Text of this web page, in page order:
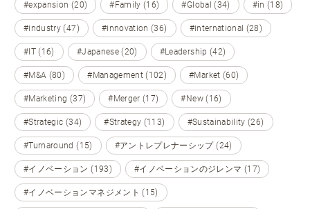
#expansion (20) #Family (16) #Global (34) #in (18)
#industry (47) #innovation (36) #international (28)
#IT (16) #Japanese (20) #Leadership (42)
#M&A (80) #Management (102) #Market (60)
#Marketing (37) #Merger (17) #New (16)
#Strategic (34) #Strategy (113) #Sustainability (26)
#Turnaround (15) #アントレプレナーシップ (24)
#イノベーション (193) #イノベーションのジレンマ (17)
#イノベーションマネジメント (15)